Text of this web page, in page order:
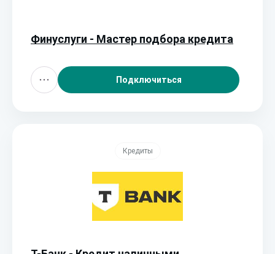
Финуслуги - Мастер подбора кредита
Подключиться
Кредиты